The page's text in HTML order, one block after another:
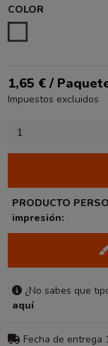
COLOR
1,65 € /
Impuestos excluidos
PRODUCTO
impresión:
¿No sabes que
aquí
Fecha de entrega